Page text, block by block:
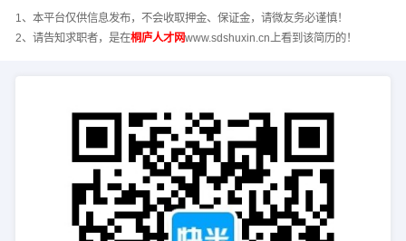
1、本平台仅供信息发布，不会收取押金、保证金，请微友务必谨慎！
2、请告知求职者，是在桐庐人才网www.sdshuxin.cn上看到该简历的！